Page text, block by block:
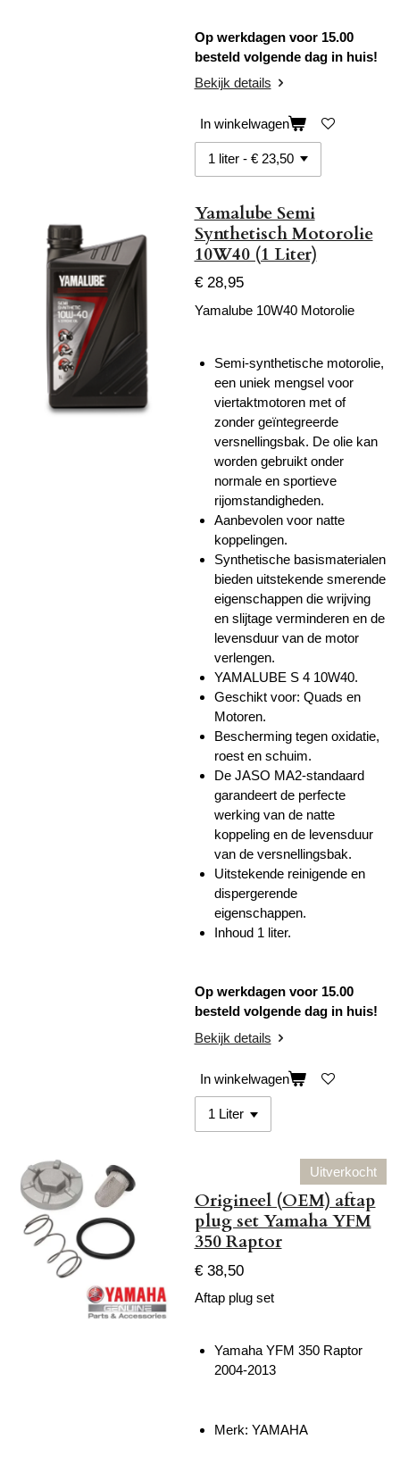
Op werkdagen voor 15.00
besteld volgende dag in huis!
Bekijk details
In winkelwagen
Yamalube Semi
Synthetisch Motorolie
10W40 (1 Liter)
€ 28,95
Yamalube 10W40 Motorolie
Semi-synthetische motorolie,
een uniek mengsel voor
viertaktmotoren met of
zonder geïntegreerde
versnellingsbak. De olie kan
worden gebruikt onder
normale en sportieve
rijomstandigheden.
Aanbevolen voor natte
koppelingen.
Synthetische basismaterialen
bieden uitstekende smerende
eigenschappen die wrijving
en slijtage verminderen en de
levensduur van de motor
verlengen.
YAMALUBE S 4 10W40.
Geschikt voor: Quads en
Motoren.
Bescherming tegen oxidatie,
roest en schuim.
De JASO MA2-standaard
garandeert de perfecte
werking van de natte
koppeling en de levensduur
van de versnellingsbak.
Uitstekende reinigende en
dispergerende
eigenschappen.
Inhoud 1 liter.
Op werkdagen voor 15.00
besteld volgende dag in huis!
Bekijk details
In winkelwagen
Uitverkocht
Origineel (OEM) aftap
plug set Yamaha YFM
350 Raptor
€ 38,50
Aftap plug set
Yamaha YFM 350 Raptor
2004-2013
Merk: YAMAHA